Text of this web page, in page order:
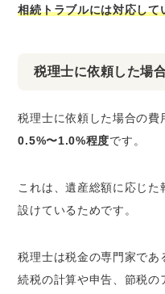
相続トラブルには対応して
税理士に依頼した場
税理士に依頼した場合の費
0.5%〜1.0%程度です。
これは、遺産総額に応じ
設けているためです。
税理士は税金の専門家であ
続税の計算や申告、節税の